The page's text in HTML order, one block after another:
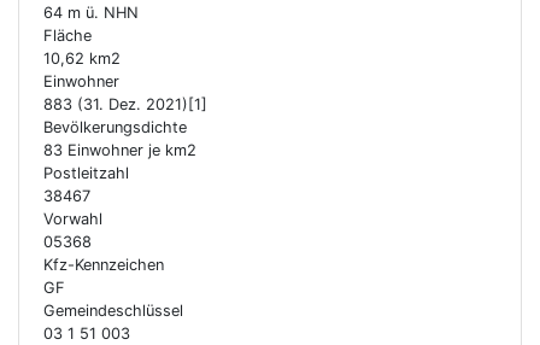
64 m ü. NHN
Fläche
10,62 km2
Einwohner
883 (31. Dez. 2021)[1]
Bevölkerungsdichte
83 Einwohner je km2
Postleitzahl
38467
Vorwahl
05368
Kfz-Kennzeichen
GF
Gemeindeschlüssel
03 1 51 003